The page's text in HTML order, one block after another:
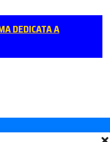
DEDICATA A